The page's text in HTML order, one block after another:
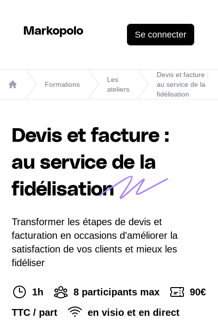
Markopolo Se connecter
Home
Formations
Les
ateliers
Devis et facture :
au service de la
fidélisation
Devis et facture :
au service de la
fidélisation
Transformer les étapes de devis et
facturation en occasions d'améliorer la
satisfaction de vos clients et mieux les
fidéliser
1h 8 participants max 90€
TTC / part
en visio et en direct